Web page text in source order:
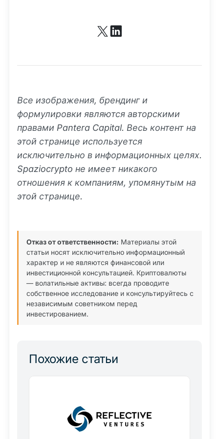
Все изображения, брендинг и
формулировки являются авторскими
правами Pantera Capital. Весь контент на
этой странице используется
исключительно в информационных целях.
Spaziocrypto не имеет никакого
отношения к компаниям, упомянутым на
этой странице.
Отказ от ответственности: Материалы этой
статьи носят исключительно информационный
характер и не являются финансовой или
инвестиционной консультацией. Криптовалюты
— волатильные активы: всегда проводите
собственное исследование и консультируйтесь с
независимым советником перед
инвестированием.
Похожие статьи